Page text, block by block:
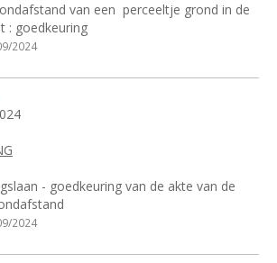
van een perceeltje grond in de
: goedkeuring
2024
- goedkeuring van de akte van de
2024